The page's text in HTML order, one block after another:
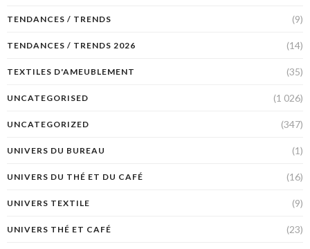
TENDANCES / TRENDS (9)
TENDANCES / TRENDS 2026 (14)
TEXTILES D'AMEUBLEMENT (35)
UNCATEGORISED (1 026)
UNCATEGORIZED (347)
UNIVERS DU BUREAU (1)
UNIVERS DU THÉ ET DU CAFÉ (16)
UNIVERS TEXTILE (9)
UNIVERS THÉ ET CAFÉ (23)